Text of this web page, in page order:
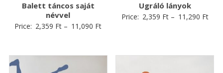
Balett táncos saját
névvel
Price: 2,359 Ft – 11,090 Ft
Ugráló lányok
Price: 2,359 Ft– 11,290 Ft